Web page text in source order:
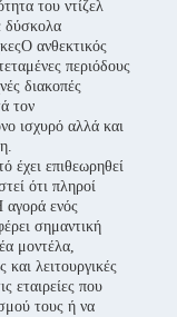
του ντίζελ
δύσκολα
ανθεκτικός
περιόδους
διακοπές
τον
ισχυρό αλλά και
έχει επιθεωρηθεί
ότι πληροί
αγορά ενός
σημαντική
μοντέλα,
και λειτουργικές
εταιρείες που
τους ή να